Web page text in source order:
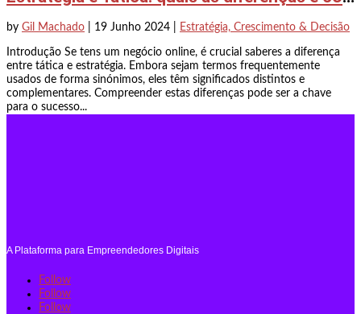
by Gil Machado 19 Junho 2024 Estratégia, Crescimento & Decisão
Introdução Se tens um negócio online, é crucial saberes a diferença
entre tática e estratégia. Embora sejam termos frequentemente
usados de forma sinónimos, eles têm significados distintos e
complementares. Compreender estas diferenças pode ser a chave
para o sucesso...
A Plataforma para Empreendedores Digitais
Follow
Follow
Follow